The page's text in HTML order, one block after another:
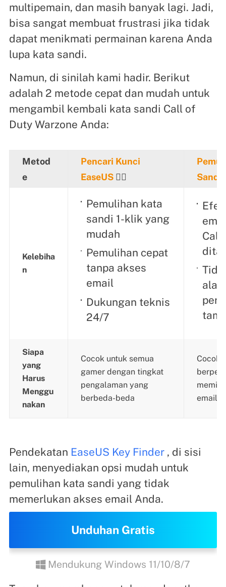
multipemain, dan masih banyak lagi. Jadi,
bisa sangat membuat frustrasi jika tidak
dapat menikmati permainan karena Anda
lupa kata sandi.
Namun, di sinilah kami hadir. Berikut
adalah 2 metode cepat dan mudah untuk
mengambil kembali kata sandi Call of
Duty Warzone Anda:
Metod
e
Pencari Kunci
EaseUS👍🏻
Sandi
Kelebiha
n
Pemulihan kata
sandi 1-klik yang
mudah
Pemulihan cepat
tanpa akses
email
Dukungan teknis
24/7
Call
alat
Siapa
yang
Harus
Menggu
nakan
Cocok untuk semua
gamer dengan tingkat
pengalaman yang
berbeda-beda
Cocok
email
Pendekatan EaseUS Key Finder, di sisi
lain, menyediakan opsi mudah untuk
pemulihan kata sandi yang tidak
memerlukan akses email Anda.
Unduhan Gratis
Mendukung Windows 11/10/8/7